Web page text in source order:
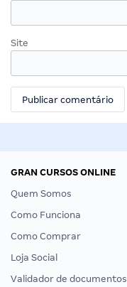
Site
GRAN CURSOS ONLINE
Quem Somos
Como Funciona
Como Comprar
Loja Social
Validador de documentos